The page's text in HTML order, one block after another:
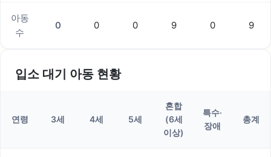
아동
수
0 0 0 9 0 9
입소 대기 아동 현황
연령 3세 4세 5세
혼합
(6세
이상)
특수·
장애
총계